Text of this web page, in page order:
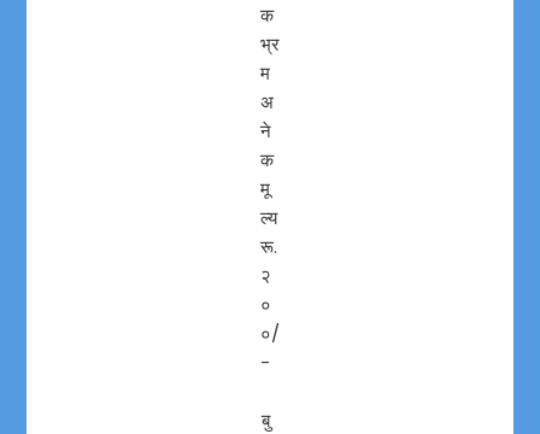
क
भ्र
म
अ
ने
क
मू
ल्य
रू.
२
०
०/
-
बु